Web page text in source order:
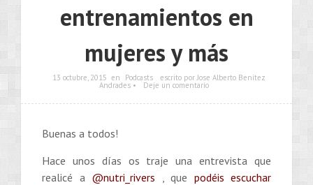
entrenamientos en
mujeres y más
13 octubre, 2015 en Podcasts escrito por Jose Alberto Benítez
Andrades • Deje un comentario
Buenas a todos!
Hace unos días os traje una entrevista que
realicé a @nutri_rivers , que podéis escuchar